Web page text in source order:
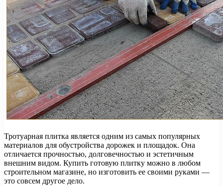
Тротуарная плитка является одним из самых популярных
материалов для обустройства дорожек и площадок. Она
отличается прочностью, долговечностью и эстетичным
внешним видом. Купить готовую плитку можно в любом
строительном магазине, но изготовить ее своими руками —
это совсем другое дело.